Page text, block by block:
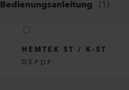
Bedienungsanleitung (1)
HEMTEK ST / K-ST
DE PDF